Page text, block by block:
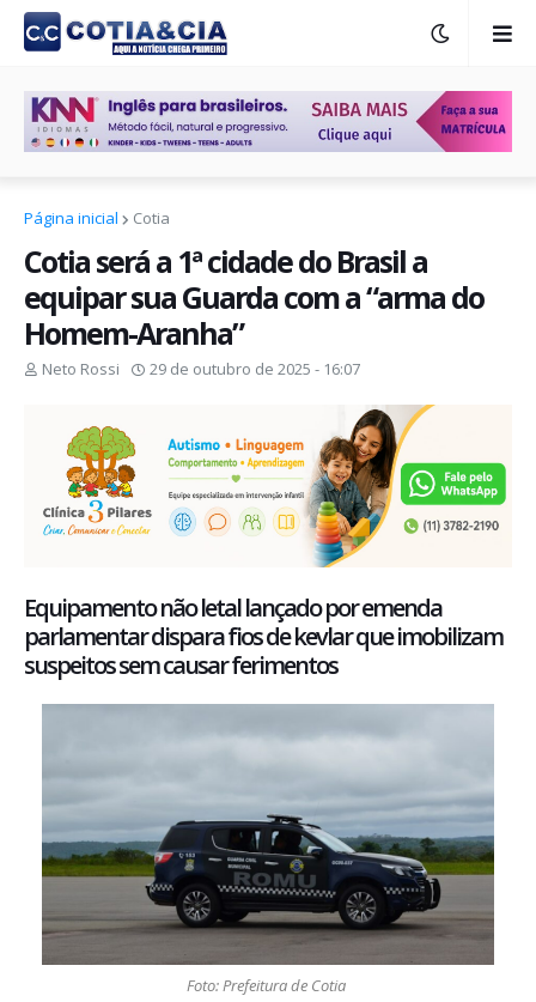
Página inicial Cotia
Cotia será a 1ª cidade do Brasil a
equipar sua Guarda com a “arma do
Homem-Aranha”
Neto Rossi 29 de outubro de 2025 - 16:07
Equipamento não letal lançado por emenda
parlamentar dispara fios de kevlar que imobilizam
suspeitos sem causar ferimentos
Foto: Prefeitura de Cotia